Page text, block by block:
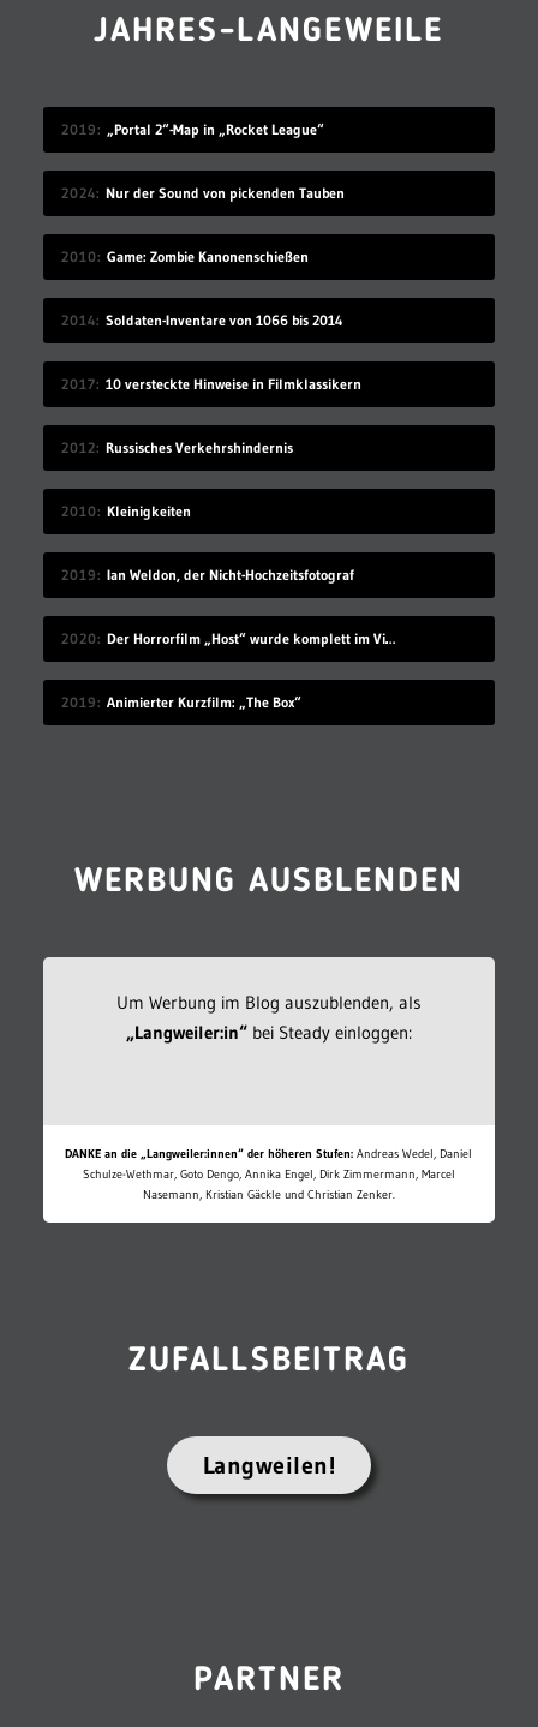
JAHRES-LANGEWEILE
2019 „Portal 2“-Map in „Rocket League“
2024 Nur der Sound von pickenden Tauben
2010 Game: Zombie Kanonenschießen
2014 Soldaten-Inventare von 1066 bis 2014
2017 10 versteckte Hinweise in Filmklassikern
2012 Russisches Verkehrshindernis
2010 Kleinigkeiten
2019 Ian Weldon, der Nicht-Hochzeitsfotograf
2020 Der Horrorfilm „Host“ wurde komplett im Videochat-Tool Zoom gedreht
2019 Animierter Kurzfilm: „The Box“
WERBUNG AUSBLENDEN
Um Werbung im Blog auszublenden, als
„Langweiler:in“bei Steady einloggen:
DANKE an die „Langweiler:innen“ der höheren Stufen: Andreas Wedel, Daniel
Schulze-Wethmar, Goto Dengo, Annika Engel, Dirk Zimmermann, Marcel
Nasemann, Kristian Gäckle und Christian Zenker.
ZUFALLSBEITRAG
Langweilen!
PARTNER